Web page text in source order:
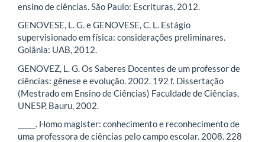
ensino de ciências. São Paulo: Escrituras, 2012.
GENOVESE, L. G. e GENOVESE, C. L. Estágio
supervisionado em física: considerações preliminares.
Goiânia: UAB, 2012.
GENOVEZ, L. G. Os Saberes Docentes de um professor de
ciências: gênese e evolução. 2002. 192 f. Dissertação
(Mestrado em Ensino de Ciências) Faculdade de Ciências,
UNESP, Bauru, 2002.
_____. Homo magister: conhecimento e reconhecimento de
uma professora de ciências pelo campo escolar. 2008. 228